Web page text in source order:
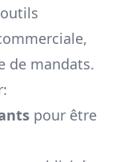
de mandats.
pour être